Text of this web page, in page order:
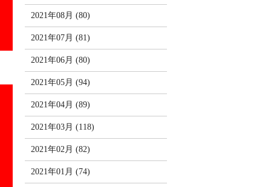
2021年08月 (80)
2021年07月 (81)
2021年06月 (80)
2021年05月 (94)
2021年04月 (89)
2021年03月 (118)
2021年02月 (82)
2021年01月 (74)